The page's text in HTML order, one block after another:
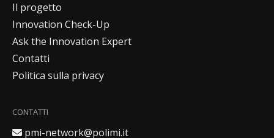
Il progetto
Innovation Check-Up
Ask the Innovation Expert
Contatti
Politica sulla privacy
CONTATTI
Indirizzo email
pmi-network@polimi.it